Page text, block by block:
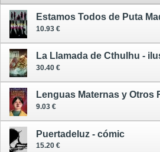
Estamos Todos de Puta
10.93 €
La Llamada de Cthulhu -
30.40 €
Lenguas Maternas y Otros
9.03 €
Puertadeluz - cómic
15.20 €